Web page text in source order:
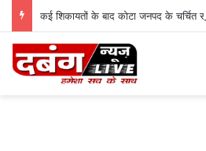
कई शिकायतों के बाद कोटा जनपद के चर्चित